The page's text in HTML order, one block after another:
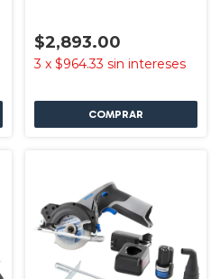
$2,893.00
3 x $964.33 sin intereses